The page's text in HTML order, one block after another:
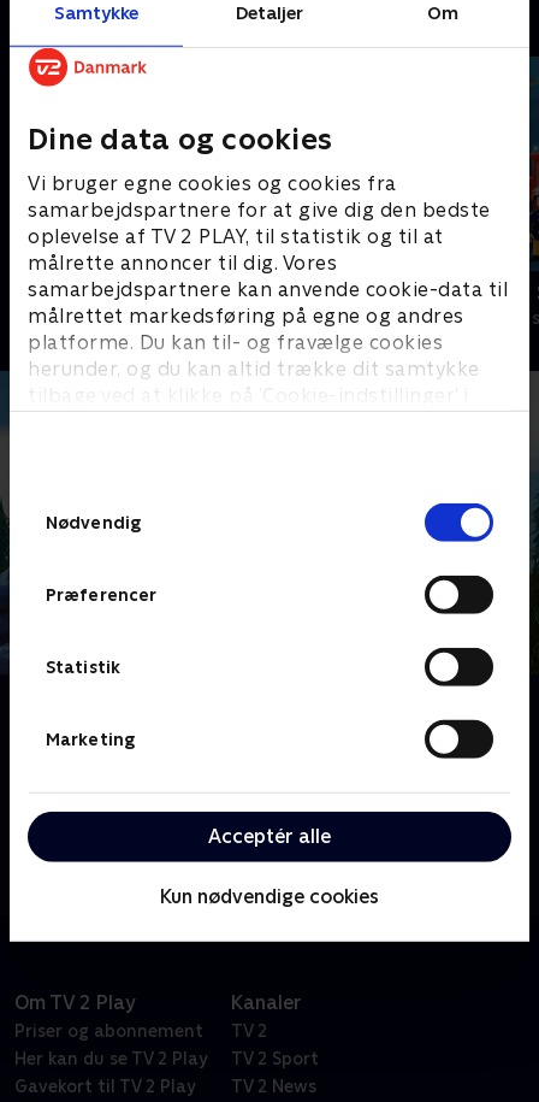
Samtykke Detaljer Om
Dine data og cookies
Vi bruger egne cookies og cookies fra
samarbejdspartnere for at give dig den bedste
oplevelse af TV 2 PLAY, til statistik og til at
målrette annoncer til dig. Vores
samarbejdspartnere kan anvende cookie-data til
målrettet markedsføring på egne og andres
platforme. Du kan til- og fravælge cookies
herunder, og du kan altid trække dit samtykke
tilbage ved at klikke på ’Cookie-indstillinger’ i
Nødvendig
Præferencer
Statistik
Marketing
Acceptér alle
Kun nødvendige cookies
Andre så også
Gurli Gris
Børneserier • 4 sæsoner
Brandmand
Børneserier • 1
De to små, morsomme og pelsede dyr Kiwi og Strit
bor i en lysning i skoven. De er bedste venner, selv om
bor i et fint hus, mens Strit er vild og elsker rod!
Sammen oplever de en masse spændende ting og får
Om TV 2 Play
Priser og abonnement
Her kan du se TV 2 Play
Gavekort til TV 2 Play
Kanaler
TV 2
TV 2 Sport
TV 2 News